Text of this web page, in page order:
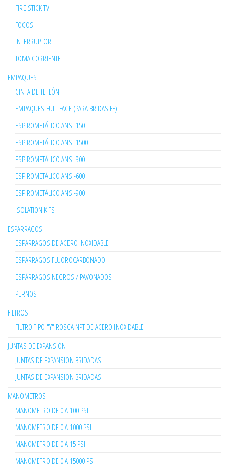
FIRE STICK TV
FOCOS
INTERRUPTOR
TOMA CORRIENTE
EMPAQUES
CINTA DE TEFLÓN
EMPAQUES FULL FACE (PARA BRIDAS FF)
ESPIROMETÁLICO ANSI-150
ESPIROMETÁLICO ANSI-1500
ESPIROMETÁLICO ANSI-300
ESPIROMETÁLICO ANSI-600
ESPIROMETÁLICO ANSI-900
ISOLATION KITS
ESPARRAGOS
ESPARRAGOS DE ACERO INOXIDABLE
ESPARRAGOS FLUOROCARBONADO
ESPÁRRAGOS NEGROS / PAVONADOS
PERNOS
FILTROS
FILTRO TIPO "Y" ROSCA NPT DE ACERO INOXIDABLE
JUNTAS DE EXPANSIÓN
JUNTAS DE EXPANSION BRIDADAS
JUNTAS DE EXPANSION BRIDADAS
MANÓMETROS
MANOMETRO DE 0 A 100 PSI
MANOMETRO DE 0 A 1000 PSI
MANOMETRO DE 0 A 15 PSI
MANOMETRO DE 0 A 15000 PS